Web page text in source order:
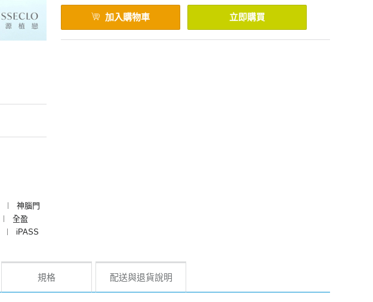
︱
神腦門
︱
全盈
︱
iPASS
加入購物車 立即購買
規格 配送與退貨說明